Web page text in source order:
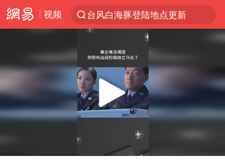
视频
台风白海豚登陆地点更新
看守所辅警收受10万获刑1年
台风白海豚进入48小时警戒线
陈熠被张本美和连扳三局逆转
李亚鹏向地铁吐血女孩捐99999元
多地要求领导干部带头休假
感觉全东北都在等7号
Play